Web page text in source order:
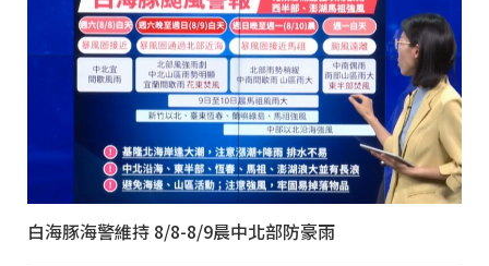
白海豚海警維持 8/8-8/9晨中北部防豪雨